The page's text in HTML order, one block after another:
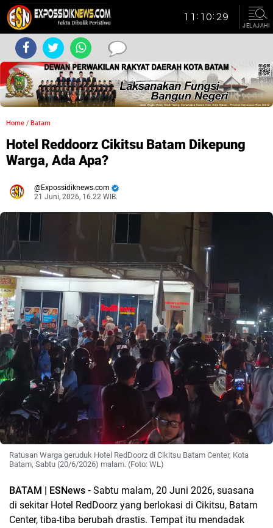
JELAJAHI
Home / Batam
Hotel Reddoorz Cikitsu Batam Dikepung
Warga, Ada Apa?
Expossidiknews.com
21 Juni, 2026, 16.22 WIB.
Ratusan Warga geruduk Hotel RedDoorz di Cikitsu Batam Center, Kota
Batam, Sabtu (20/6/2026) malam. (Foto: WL)
BATAM | ESNews - Sabtu malam, 20 Juni 2026, suasana
di sekitar Hotel RedDoorz yang berlokasi di Cikitsu, Batam
Center, tiba-tiba berubah drastis. Tempat itu mendadak